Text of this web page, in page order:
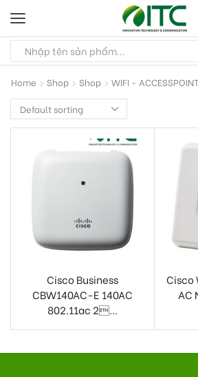
Home Shop Shop WIFI - ACCESSPOINT
Cisco Business
CBW140AC-E 140AC
802.11ac 2...
Cisco
AC